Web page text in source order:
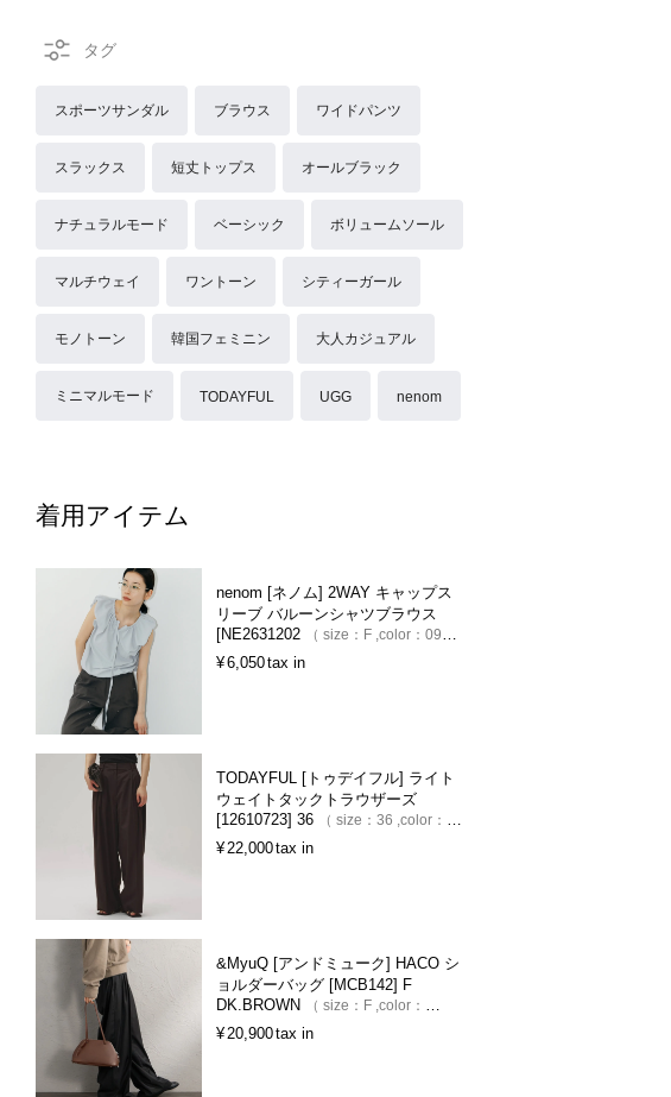
スポーツサンダル ブラウス ワイドパンツ
スラックス 短丈トップス オールブラック
ナチュラルモード ベーシック ボリュームソール
マルチウェイ ワントーン シティーガール
モノトーン 韓国フェミニン 大人カジュアル
ミニマルモード TODAYFUL UGG nenom
着用アイテム
nenom [ネノム] 2WAY キャップス
リーブ バルーンシャツブラウス
[NE2631202
size： F color： 09
BLACK
¥6,050tax in
TODAYFUL [トゥデイフル] ライト
ウェイトタックトラウザーズ
[12610723] 36
size： 36 color：
BLK
¥22,000tax in
&MyuQ [アンドミューク] HACO シ
ョルダーバッグ [MCB142] F
DK.BROWN
size： F color：
DK.BROWN
¥20,900tax in